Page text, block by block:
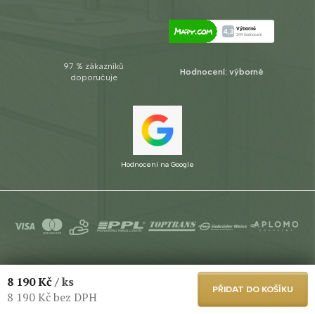
97 % zákazníků
doporučuje
Hodnocení: výborné
Hodnocení na Google
. Všechna práva vyhrazena.Upravit
8 190 Kč/ ks
8 190 Kč bez DPH
PŘIDAT DO KOŠÍKU